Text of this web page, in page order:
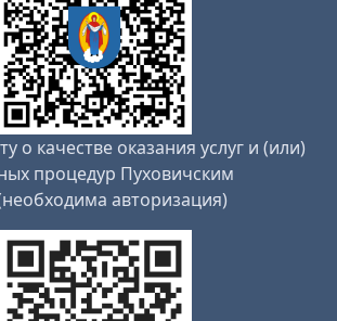
о качестве оказания услуг и (или)
процедур Пуховичским
авторизация)